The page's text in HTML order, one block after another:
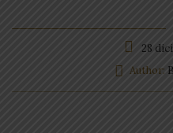
28
Author: